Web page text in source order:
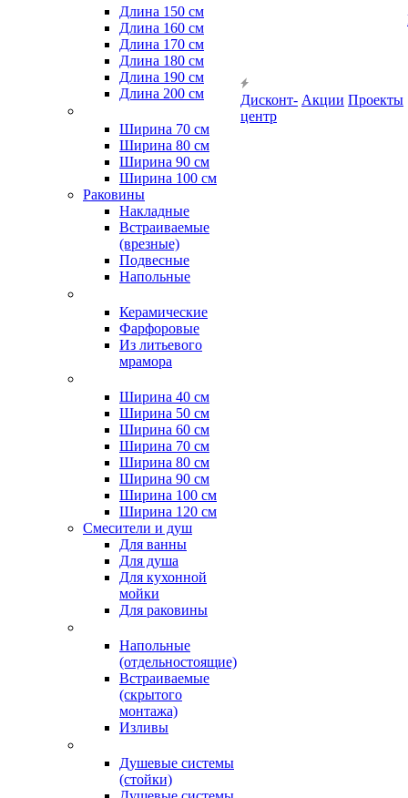
Длина 150 см
Длина 160 см
Длина 170 см
Длина 180 см
Длина 190 см
Длина 200 см
Ширина 70 см
Ширина 80 см
Ширина 90 см
Ширина 100 см
Раковины
Накладные
Встраиваемые
(врезные)
Подвесные
Напольные
Керамические
Фарфоровые
Из литьевого
мрамора
Ширина 40 см
Ширина 50 см
Ширина 60 см
Ширина 70 см
Ширина 80 см
Ширина 90 см
Ширина 100 см
Ширина 120 см
Смесители и душ
Для ванны
Для душа
Для кухонной
мойки
Для раковины
Напольные
(отдельностоящие)
Встраиваемые
(скрытого
монтажа)
Изливы
Душевые системы
(стойки)
Дисконт-
центр
Акции Проекты